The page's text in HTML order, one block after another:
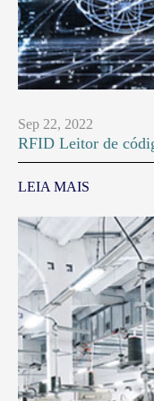
Sep 22, 2022
RFID Leitor de
LEIA MAIS